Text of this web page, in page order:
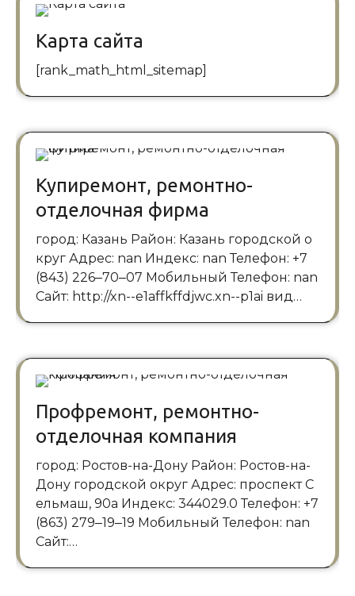
Карта сайта
[rank_math_html_sitemap]
Купиремонт, ремонтно-
отделочная фирма
город: Казань Район: Казань городской о
круг Адрес: nan Индекс: nan Телефон: +7
(843) 226‒70‒07 Мобильный Телефон: nan
Сайт: http://xn--e1affkffdjwc.xn--p1ai вид…
Профремонт, ремонтно-
отделочная компания
город: Ростов-на-Дону Район: Ростов-на-
Дону городской округ Адрес: проспект С
ельмаш, 90а Индекс: 344029.0 Телефон: +7
(863) 279‒19‒19 Мобильный Телефон: nan
Сайт:…